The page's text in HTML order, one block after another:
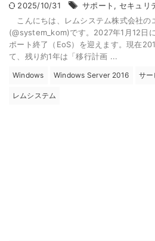
2025/10/31 サポート , セキュリ
こんにちは、レムシステム株式会社の
(@system_kom)です。2027年1月12日
ポート終了（EoS）を迎えます。現在
て、残り約1年は「移行計画 ...
Windows Windows Server 2016 サー
レムシステム